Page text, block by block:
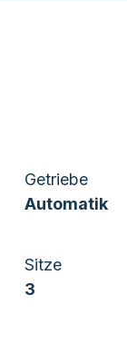
Getriebe
Automatik
Sitze
3